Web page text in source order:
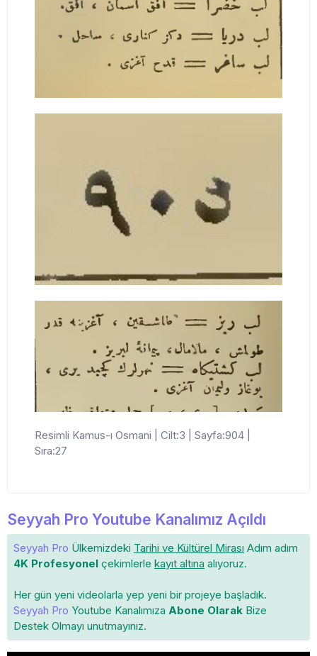
Resimli Kamus-ı Osmani | Cilt:3 | Sayfa:904 |
Sıra:27
Seyyah Pro Youtube Kanalımız Açıldı
Seyyah Pro Ülkemizdeki Tarihi ve Kültürel Mirası Adım adım
4K Profesyonel çekimlerle kayıt altına alıyoruz.
Her gün yeni videolarla yep yeni bir projeye başladık.
Seyyah Pro Youtube Kanalımıza Abone Olarak Bize
Destek Olmayı unutmayınız.